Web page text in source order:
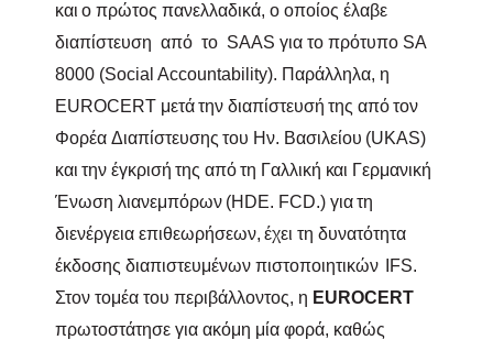
καιο πρώτος πανελλαδικά, ο οποίος έλαβε
διαπίστευση από το SAAS για το πρότυπο SA
8000 (Social Accountability). Παράλληλα, η
ΕUROCERT μετά την διαπίστευσή της από τον
Φορέα Διαπίστευσης του Ην. Βασιλείου (UKAS)
και την έγκρισή της από τη Γαλλική και Γερμανική
Ένωση λιανεμπόρων (Η DE. FCD.) για τη
διενέργεια επιθεωρήσεων, έχει τη δυνατότητα
έκδοσης διαπιστευμένων πιστοποιητικών
IFS.
Στον τομέα του περιβάλλοντος, η ΕUROCERT
πρωτοστάτησε για ακόμη μία φορά, καθώς